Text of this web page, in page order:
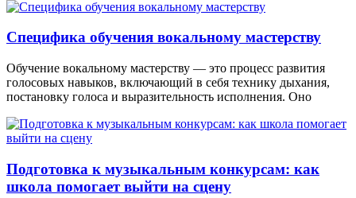
Специфика обучения вокальному мастерству
Обучение вокальному мастерству — это процесс развития
голосовых навыков, включающий в себя технику дыхания,
постановку голоса и выразительность исполнения. Оно
Подготовка к музыкальным конкурсам: как
школа помогает выйти на сцену